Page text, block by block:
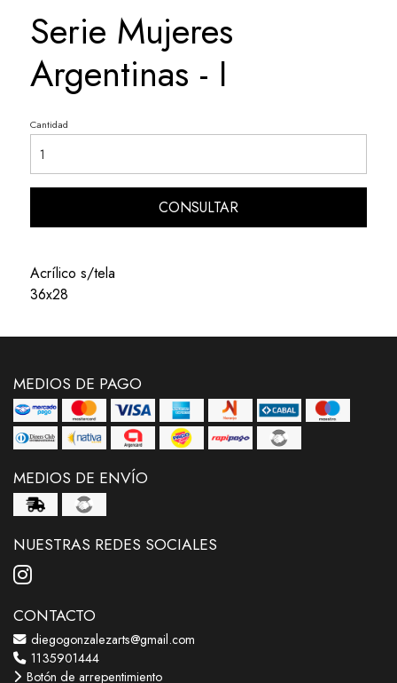
Serie Mujeres
Argentinas - I
Cantidad
CONSULTAR
Acrílico s/tela
36x28
MEDIOS DE PAGO
MEDIOS DE ENVÍO
NUESTRAS REDES SOCIALES
CONTACTO
diegogonzalezarts@gmail.com
1135901444
Botón de arrepentimiento